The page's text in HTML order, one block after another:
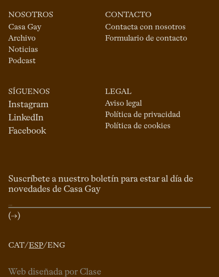
NOSOTROS
Casa Gay
Archivo
Noticias
Podcast
CONTACTO
Contacta con nosotros
Formulario de contacto
SÍGUENOS
Instagram
LinkedIn
Facebook
LEGAL
Aviso legal
Política de privacidad
Política de cookies
CAT/ESP/ENG
Suscríbete a nuestro boletín para estar al día de
novedades de Casa Gay
(→)
Web diseñada por Clase